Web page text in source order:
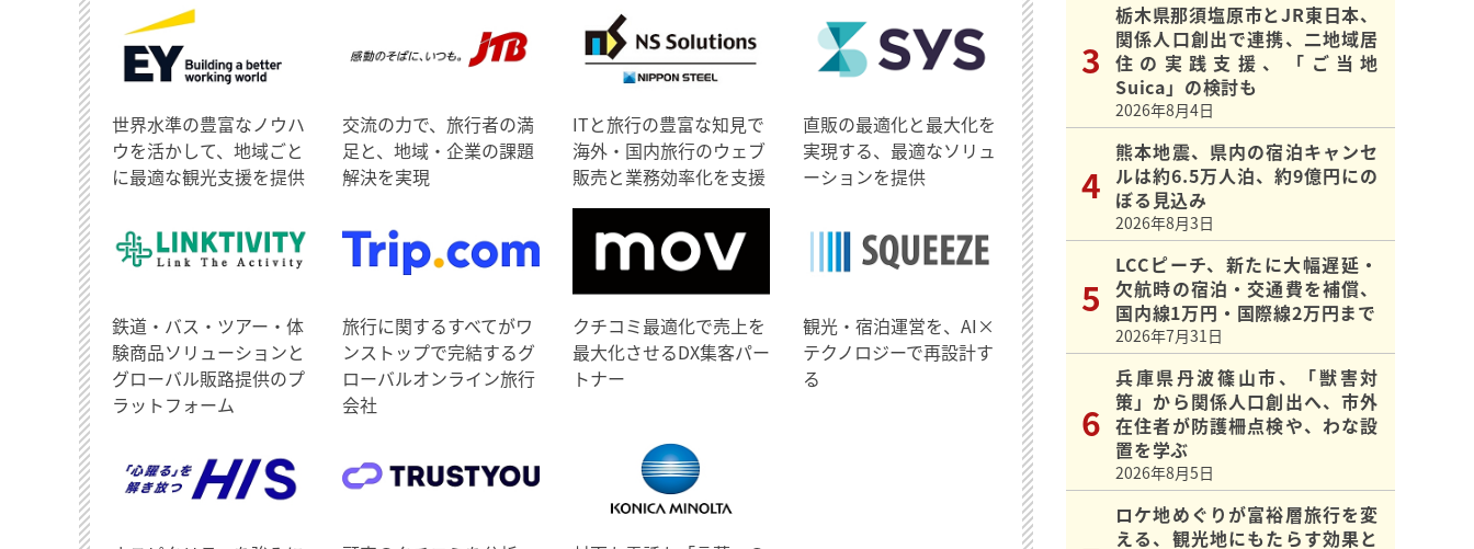
世界水準の豊富なノウハ
ウを活かして、地域ごと
に最適な観光支援を提供
交流の力で、旅行者の満
足と、地域・企業の課題
解決を実現
ITと旅行の豊富な知見で
海外・国内旅行のウェブ
販売と業務効率化を支援
直販の最適化と最大化を
実現する、最適なソリュ
ーションを提供
鉄道・バス・ツアー・体
験商品ソリューションと
グローバル販路提供のプ
ラットフォーム
旅行に関するすべてがワ
ンストップで完結するグ
ローバルオンライン旅行
会社
クチコミ最適化で売上を
最大化させるDX集客パー
トナー
観光・宿泊運営を、AI×
テクノロジーで再設計す
る
栃木県那須塩原市とJR東日本、
関係人口創出で連携、二地域居
住の実践支援、「ご当地
Suica」の検討も
2026年8月4日
熊本地震、県内の宿泊キャンセ
ルは約6.5万人泊、約9億円にの
ぼる見込み
2026年8月3日
LCCピーチ、新たに大幅遅延・
欠航時の宿泊・交通費を補償、
国内線1万円・国際線2万円まで
2026年7月31日
兵庫県丹波篠山市、「獣害対
策」から関係人口創出へ、市外
在住者が防護柵点検や、わな設
置を学ぶ
2026年8月5日
ロケ地めぐりが富裕層旅行を変
える、観光地にもたらす効果と